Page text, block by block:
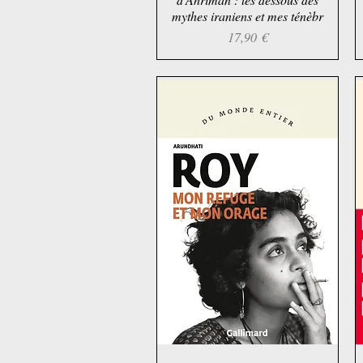
mythes iraniens et mes ténèbr
Preis
17,90 €